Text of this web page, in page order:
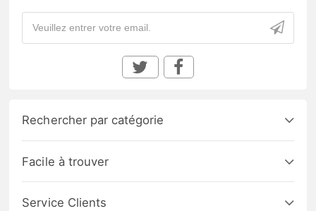
Rechercher par catégorie
Facile à trouver
Service Clients